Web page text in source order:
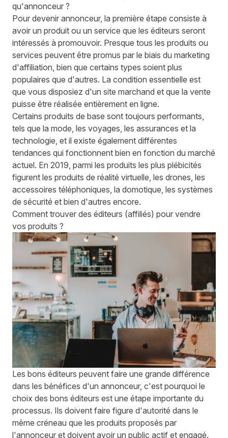
qu'annonceur ?
Pour devenir annonceur, la première étape consiste à
avoir un produit ou un service que les éditeurs seront
intéressés à promouvoir. Presque tous les produits ou
services peuvent être promus par le biais du marketing
d'affiliation, bien que certains types soient plus
populaires que d'autres. La condition essentielle est
que vous disposiez d'un site marchand et que la vente
puisse être réalisée entièrement en ligne.
Certains produits de base sont toujours performants,
tels que la mode, les voyages, les assurances et la
technologie, et il existe également différentes
tendances qui fonctionnent bien en fonction du marché
actuel. En 2019, parmi les produits les plus plébicités
figurent les produits de réalité virtuelle, les drones, les
accessoires téléphoniques, la domotique, les systèmes
de sécurité et bien d'autres encore.
Comment trouver des éditeurs (affiliés) pour vendre
vos produits ?
Les bons éditeurs peuvent faire une grande différence
dans les bénéfices d'un annonceur, c'est pourquoi le
choix des bons éditeurs est une étape importante du
processus. Ils doivent faire figure d'autorité dans le
même créneau que les produits proposés par
l'annonceur et doivent avoir un public actif et engagé.